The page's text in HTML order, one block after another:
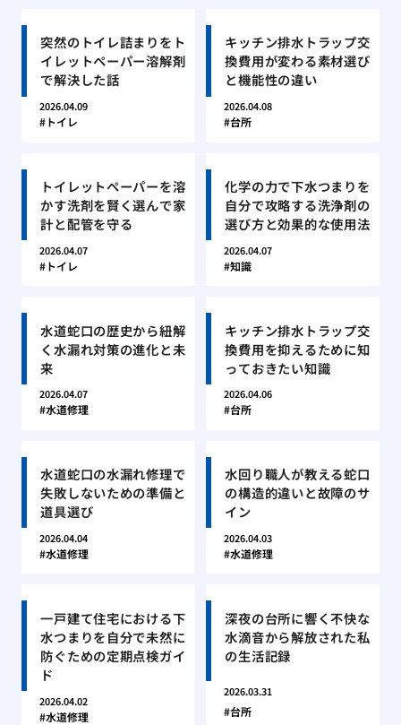
突然のトイレ詰まりをト
イレットペーパー溶解剤
で解決した話
2026.04.09
トイレ
キッチン排水トラップ交
換費用が変わる素材選び
と機能性の違い
2026.04.08
台所
トイレットペーパーを溶
かす洗剤を賢く選んで家
計と配管を守る
2026.04.07
トイレ
化学の力で下水つまりを
自分で攻略する洗浄剤の
選び方と効果的な使用法
2026.04.07
知識
水道蛇口の歴史から紐解
く水漏れ対策の進化と未
来
2026.04.07
水道修理
キッチン排水トラップ交
換費用を抑えるために知
っておきたい知識
2026.04.06
台所
水道蛇口の水漏れ修理で
失敗しないための準備と
道具選び
2026.04.04
水道修理
水回り職人が教える蛇口
の構造的違いと故障のサ
イン
2026.04.03
水道修理
一戸建て住宅における下
水つまりを自分で未然に
防ぐための定期点検ガイ
ド
2026.04.02
水道修理
深夜の台所に響く不快な
水滴音から解放された私
の生活記録
2026.03.31
台所